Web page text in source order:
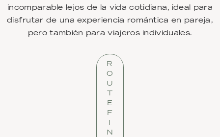
incomparable lejos de la vida cotidiana, ideal para
disfrutar de una experiencia romántica en pareja,
pero también para viajeros individuales.
R
O
U
T
E
F
I
N